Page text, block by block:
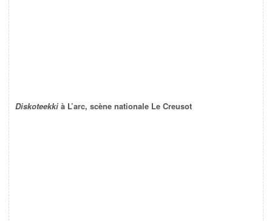
Diskoteekki à L’arc, scène nationale Le Creusot